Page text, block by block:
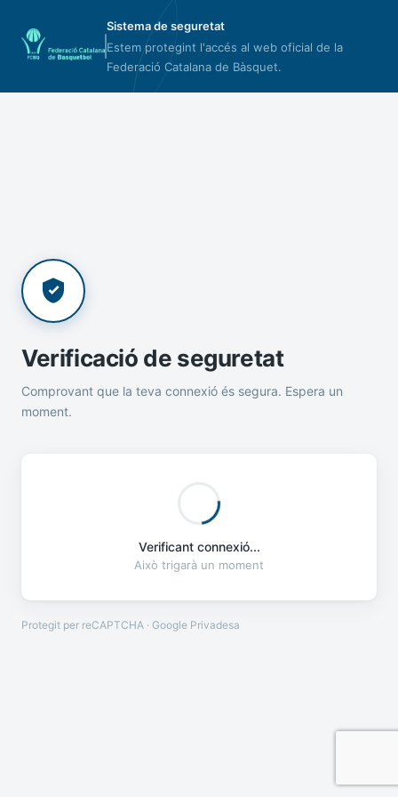
Sistema de seguretat
Estem protegint l'accés al web oficial de la
Federació Catalana de Bàsquet.
Verificació de seguretat
Comprovant que la teva connexió és segura. Espera un
moment.
Verificant connexió...
Això trigarà un moment
Protegit per reCAPTCHA · Google Privadesa